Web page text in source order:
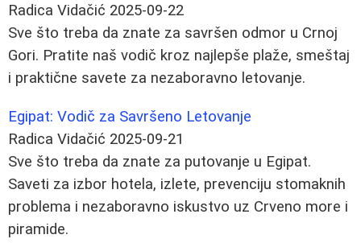
Radica Vidačić 2025-09-22
Sve što treba da znate za savršen odmor u Crnoj
Gori. Pratite naš vodič kroz najlepše plaže, smeštaj
i praktične savete za nezaboravno letovanje.
Egipat: Vodič za Savršeno Letovanje
Radica Vidačić 2025-09-21
Sve što treba da znate za putovanje u Egipat.
Saveti za izbor hotela, izlete, prevenciju stomaknih
problema i nezaboravno iskustvo uz Crveno more i
piramide.